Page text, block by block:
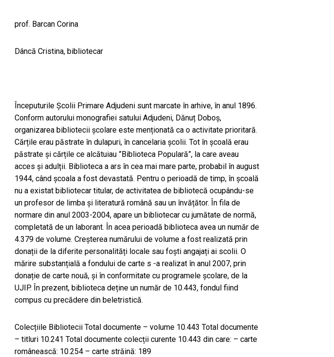
prof. Barcan Corina
Dâncă Cristina, bibliotecar
Începuturile Școlii Primare Adjudeni sunt marcate în arhive, în anul 1896.
Conform autorului monografiei satului Adjudeni, Dănuț Doboș,
organizarea bibliotecii școlare este menționată ca o activitate prioritară.
Cărțile erau păstrate în dulapuri, în cancelaria școlii. Tot în școală erau
păstrate și cărțile ce alcătuiau ”Biblioteca Populară”, la care aveau
acces și adulții. Biblioteca a ars în cea mai mare parte, probabil în august
1944, când şcoala a fost devastată. Pentru o perioadă de timp, în școală
nu a existat bibliotecar titular, de activitatea de bibliotecă ocupându-se
un profesor de limba și literatură română sau un învățător. În fila de
normare din anul 2003-2004, apare un bibliotecar cu jumătate de normă,
completată de un laborant. În acea perioadă biblioteca avea un număr de
4.379 de volume. Creşterea numărului de volume a fost realizată prin
donații de la diferite personalități locale sau foști angajați ai scolii. O
mărire substanțială a fondului de carte s -a realizat în anul 2007, prin
donație de carte nouă, și în conformitate cu programele școlare, de la
UJIP. În prezent, biblioteca deține un număr de 10.443, fondul fiind
compus cu precădere din beletristică.
Colecțiile Bibliotecii Total documente – volume 10.443 Total documente
– titluri 10.241 Total documente colecții curente 10.443 din care: – carte
românească: 10.254 – carte străină: 189